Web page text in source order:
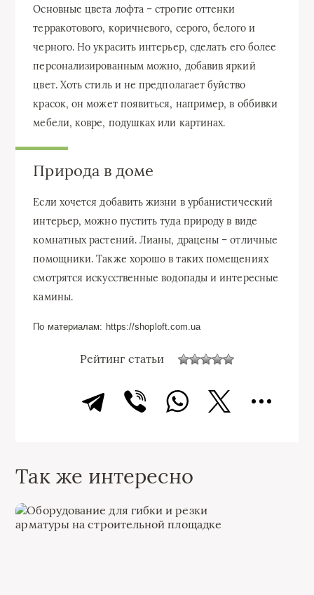
Основные цвета лофта – строгие оттенки
терракотового, коричневого, серого, белого и
черного. Но украсить интерьер, сделать его более
персонализированным можно, добавив яркий
цвет. Хоть стиль и не предполагает буйство
красок, он может появиться, например, в оббивки
мебели, ковре, подушках или картинах.
Природа в доме
Если хочется добавить жизни в урбанистический
интерьер, можно пустить туда природу в виде
комнатных растений. Лианы, драцены – отличные
помощники. Также хорошо в таких помещениях
смотрятся искусственные водопады и интересные
камины.
По материалам: https://shoploft.com.ua
Рейтинг статьи
Так же интересно